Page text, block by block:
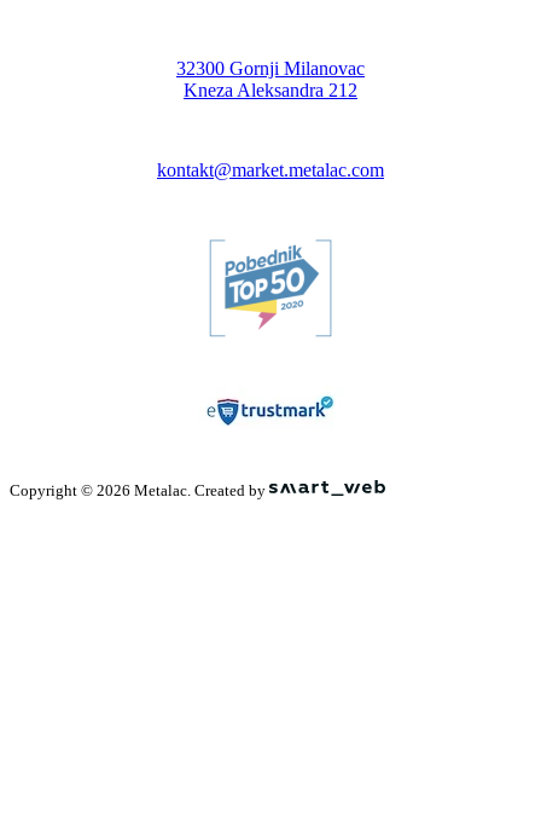
32300 Gornji Milanovac
Kneza Aleksandra 212
kontakt@market.metalac.com
Copyright © 2026 Metalac. Created by